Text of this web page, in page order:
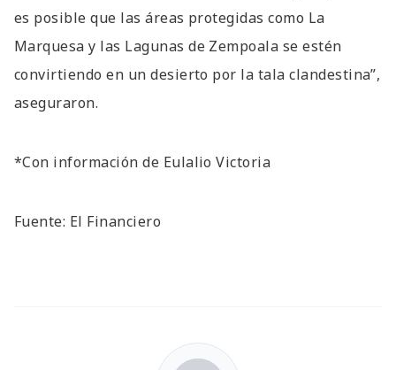
es posible que las áreas protegidas como La
Marquesa y las Lagunas de Zempoala se estén
convirtiendo en un desierto por la tala clandestina”,
aseguraron.
*Con información de Eulalio Victoria
Fuente: El Financiero